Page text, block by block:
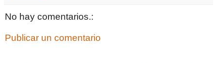
No hay comentarios.:
Publicar un comentario